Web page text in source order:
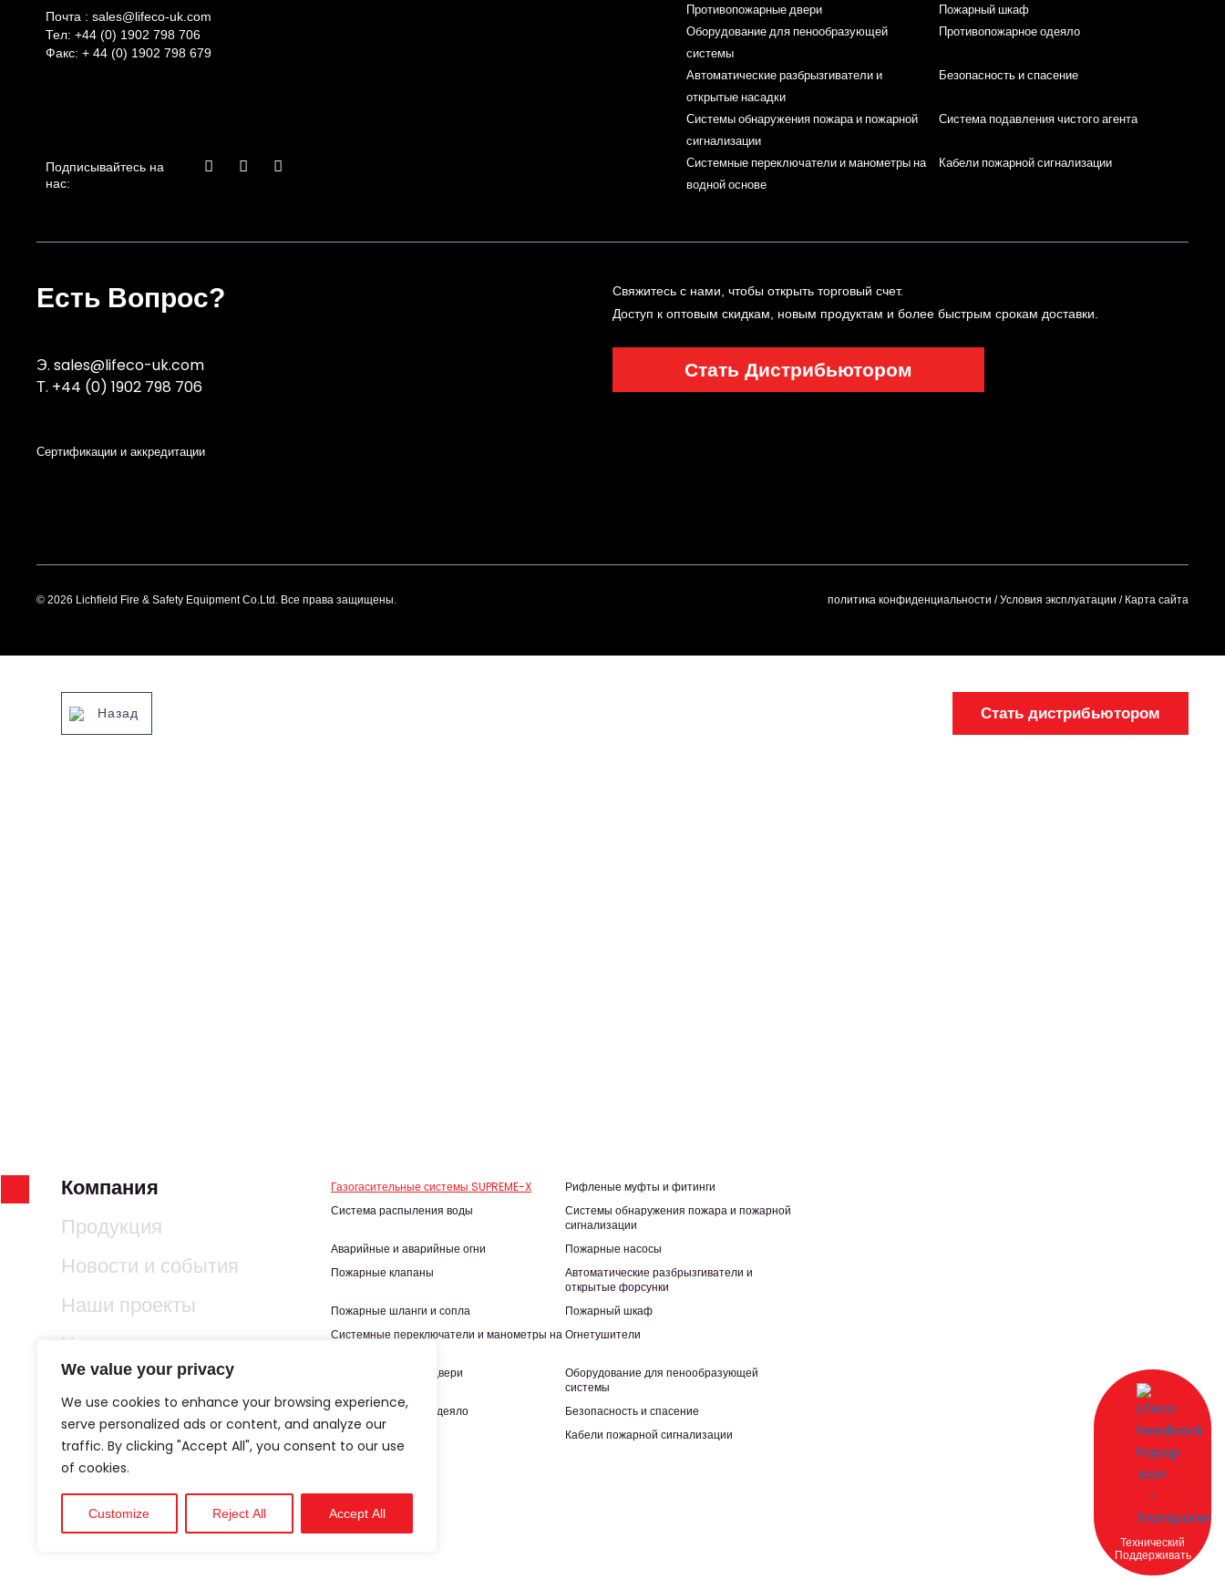
We value your privacy
We use cookies to enhance your browsing experience,
serve personalized ads or content, and analyze our
traffic. By clicking "Accept All", you consent to our use
of cookies.
Customize Reject All Accept All
Почта :sales@lifeco-uk.com
Тел: +44 (0) 1902 798 706
Факс:+ 44 (0) 1902 798 679
Подписывайтесь на
нас:
F
o
-
ф
И
г
L
d
Противопожарные двери
Пожарный шкаф
Оборудование для пенообразующей
системы
Противопожарное одеяло
Автоматические разбрызгиватели и
открытые насадки
Безопасность и спасение
Системы обнаружения пожара и пожарной
сигнализации
Система подавления чистого агента
Системные переключатели и манометры на
водной основе
Кабели пожарной сигнализации
Есть Вопрос?
Э.sales@lifeco-uk.com
Т. +44 (0) 1902 798 706
Свяжитесь с нами, чтобы открыть торговый счет.
Доступ к оптовым скидкам, новым продуктам и более быстрым срокам доставки.
Стать Дистрибьютором
Сертификации и аккредитации
© 2026 Lichfield Fire & Safety Equipment Co.Ltd. Все права защищены. политика конфиденциальности /Условия эксплуатации / Карта сайта
Технический
Поддерживать
Назад Стать дистрибьютором
Компания
Продукция
Новости и события
Наши проекты
Услуги
Технические паспорта
Руководства
Одобрения
Контакт
Карьера
Газогасительные системы SUPREME-X
Рифленые муфты и фитинги
Система распыления воды
Системы обнаружения пожара и пожарной
сигнализации
Аварийные и аварийные огни
Пожарные насосы
Пожарные клапаны
Автоматические разбрызгиватели и
открытые форсунки
Пожарные шланги и сопла
Пожарный шкаф
Системные переключатели и манометры на Огнетушители
Противопожарные двери
Оборудование для пенообразующей
системы
Противопожарное одеяло
Безопасность и спасение
Стальная труба
Кабели пожарной сигнализации